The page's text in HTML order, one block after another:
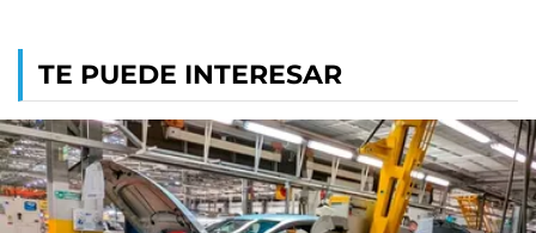
TE PUEDE INTERESAR